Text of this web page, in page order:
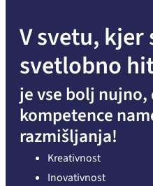
V svetu, kjer
svetlobno
je vse bolj nujno,
kompetence
razmišljanja!
Kreativnost
Inovativnost